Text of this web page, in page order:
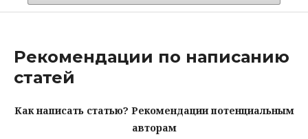
Рекомендации по написанию
статей
Как написать статью? Рекомендации потенциальным
авторам